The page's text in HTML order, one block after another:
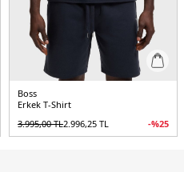
Boss
Erkek T-Shirt
3.995,00TL2.996,25 TL -%25